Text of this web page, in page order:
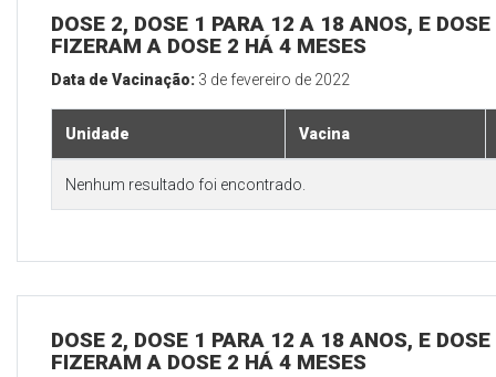
DOSE 2, DOSE 1 PARA 12 A 18 ANOS, E
FIZERAM A DOSE 2 HÁ 4 MESES
Data de Vacinação: 3 de fevereiro de 2022
Unidade Vacina
Nenhum resultado foi encontrado.
DOSE 2, DOSE 1 PARA 12 A 18 ANOS, E
FIZERAM A DOSE 2 HÁ 4 MESES